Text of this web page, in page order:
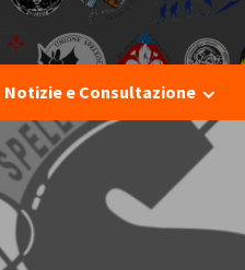
Notizie e Consultazione